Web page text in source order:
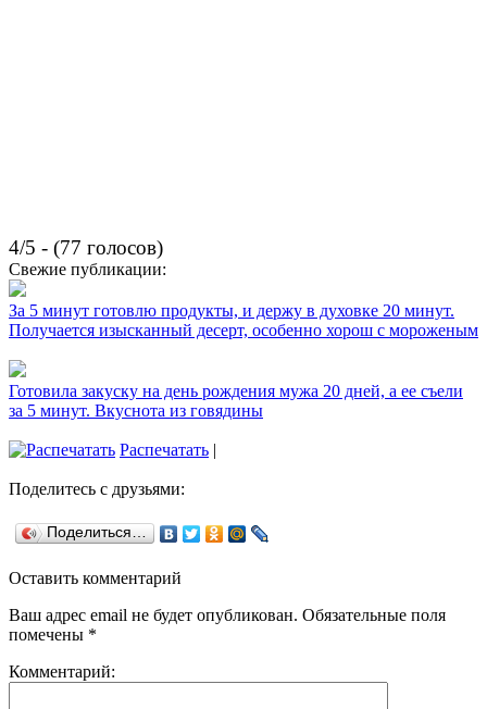
4/5 - (77 голосов)
Свежие публикации:
За 5 минут готовлю продукты, и держу в духовке 20 минут.
Получается изысканный десерт, особенно хорош с мороженым
Готовила закуску на день рождения мужа 20 дней, а ее съели
за 5 минут. Вкуснота из говядины
Распечатать |
Поделитесь с друзьями:
Поделиться…
Оставить комментарий
Ваш адрес email не будет опубликован. Обязательные поля
помечены *
Комментарий: